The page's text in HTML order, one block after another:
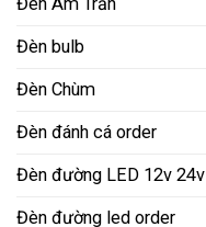
Đèn bulb
Đèn Chùm
Đèn đánh cá order
Đèn đường LED 12v 24v
Đèn đường led order